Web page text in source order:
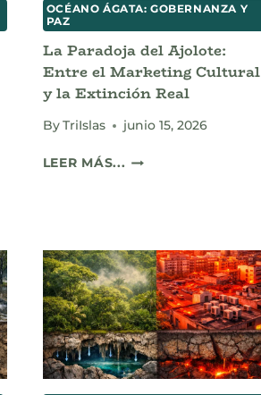
OCÉANO ÁGATA: GOBERNANZA Y
PAZ
La Paradoja del Ajolote:
Entre el Marketing Cultural
y la Extinción Real
By TriIslas junio 15, 2026
LEER MÁS... LA
EL
MARKETING
CULTURAL
Y
LA
EXTINCIÓN
REAL